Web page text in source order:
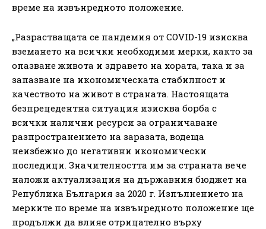
време на извънредното положение.
„Разрастващата се пандемия от COVID-19 изисква
вземането на всички необходими мерки, както за
опазване живота и здравето на хората, така и за
запазване на икономическата стабилност и
качеството на живот в страната. Настоящата
безпрецедентна ситуация изисква борба с
всички налични ресурси за ограничаване
разпространението на заразата, водеща
неизбежно до негативни икономически
последици. Значителността им за страната вече
наложи актуализация на държавния бюджет на
Република България за 2020 г. Изпълнението на
мерките по време на извънредното положение ще
продължи да влияе отрицателно върху